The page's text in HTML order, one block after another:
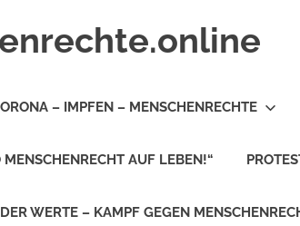
– IMPFEN – MENSCHENRECHTE
MENSCHENRECHT AUF LEBEN!“
WERTE – KAMPF GEGEN